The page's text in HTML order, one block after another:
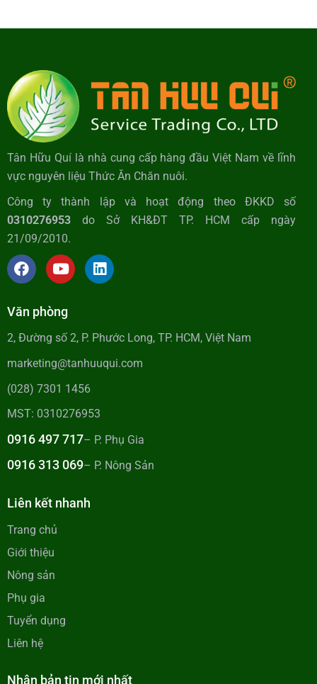
Tân Hữu Quí là nhà cung cấp hàng đầu Việt Nam về lĩnh
vực nguyên liệu Thức Ăn Chăn nuôi.
Công ty thành lập và hoạt động theo ĐKKD số
0310276953 do Sở KH&ĐT TP. HCM cấp ngày
21/09/2010.
Văn phòng
2, Đường số 2, P. Phước Long, TP. HCM, Việt Nam
marketing@tanhuuqui.com
(028) 7301 1456
MST: 0310276953
0916 497 717– P. Phụ Gia
0916 313 069– P. Nông Sản
Liên kết nhanh
Trang chủ
Giới thiệu
Nông sản
Phụ gia
Tuyển dụng
Liên hệ
Nhận bản tin mới nhất